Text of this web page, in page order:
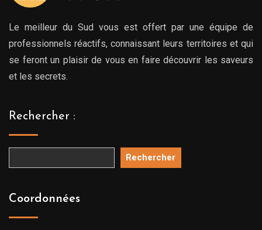
Le meilleur du Sud vous est offert par une équipe de
professionnels réactifs, connaissant leurs territoires et qui
se feront un plaisir de vous en faire découvrir les saveurs
et les secrets.
Rechercher :
Rechercher
Coordonnées